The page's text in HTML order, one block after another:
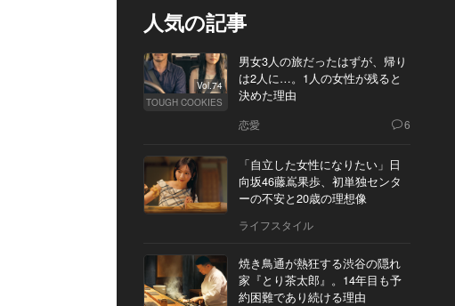
人気の記事
Vol.74
TOUGH COOKIES
男女3人の旅だったはずが、帰り
は2人に…。1人の女性が残ると
決めた理由
恋愛 6
「自立した女性になりたい」日
向坂46藤嶌果歩、初単独センタ
ーの不安と20歳の理想像
ライフスタイル
焼き鳥通が熱狂する渋谷の隠れ
家『とり茶太郎』。14年目も予
約困難であり続ける理由